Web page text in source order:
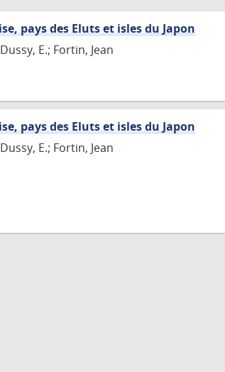
pays des Eluts et isles du Japon
E.; Fortin, Jean
pays des Eluts et isles du Japon
E.; Fortin, Jean